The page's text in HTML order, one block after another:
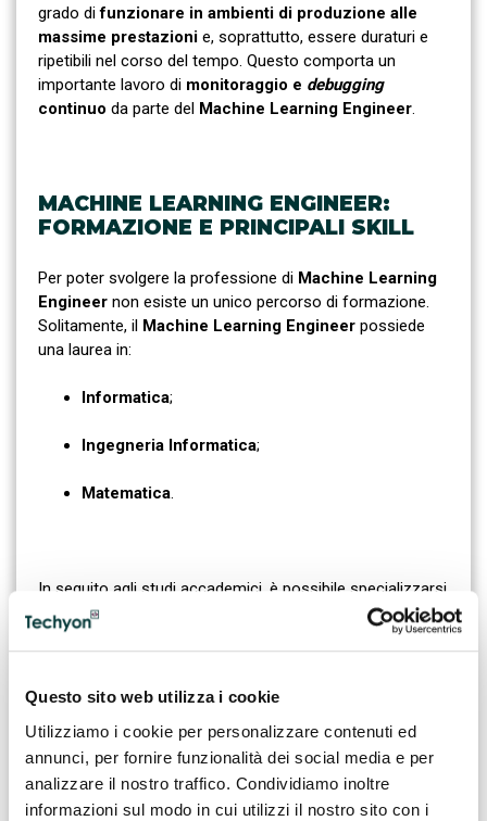
Questo sito web utilizza i cookie
Utilizziamo i cookie per personalizzare contenuti ed
annunci, per fornire funzionalità dei social media e per
analizzare il nostro traffico. Condividiamo inoltre
informazioni sul modo in cui utilizzi il nostro sito con i
grado difunzionare in ambienti di produzione alle
massime prestazioni e, soprattutto, essere duraturi e
ripetibili nel corso del tempo. Questo comporta un
importante lavoro di monitoraggio e debugging
continuo da parte del Machine Learning Engineer.
MACHINE LEARNING ENGINEER:
FORMAZIONE E PRINCIPALI SKILL
Per poter svolgere la professione di Machine Learning
Engineer non esiste un unico percorso di formazione.
Solitamente, il Machine Learning Engineer possiede
una laurea in:
Informatica;
Ingegneria Informatica;
Matematica.
In seguito agli studi accademici, è possibile specializzarsi
in ambiti particolari, grazie a
Master o corsi dedicati.
Solida conoscenza del Machine Learning:
algoritmi supervisionati, non supervisionati,
reinforcement learning;